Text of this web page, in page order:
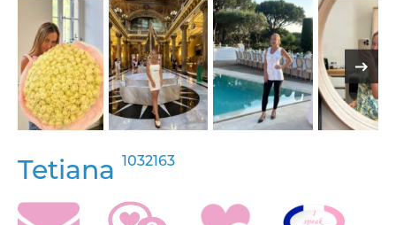
Tetiana 1032163